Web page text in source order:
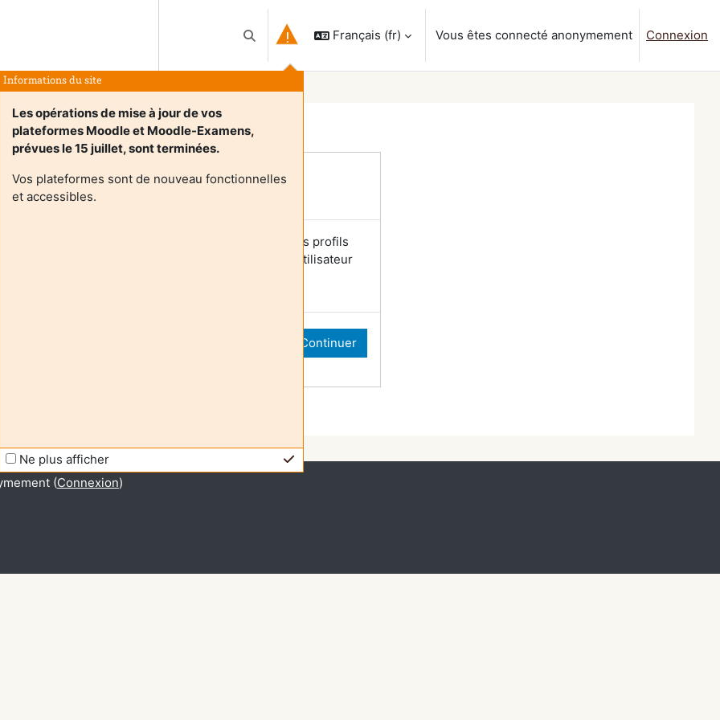
Activer/désactiver la saisie de recherche
Informations du site
Les opérations de mise à jour de vos
plateformes Moodle et Moodle-Examens,
prévues le 15 juillet, sont terminées.
Vos plateformes sont de nouveau fonctionnelles
et accessibles.
Ne plus afficher
Français ‎(fr)‎ Vous êtes connecté anonymement Connexion
required
utilisateurs anonymes ne peuvent pas consulter les profils
Veuillez vous connecter avec un compte utilisateur
continuer.
Continuer
(Connexion)